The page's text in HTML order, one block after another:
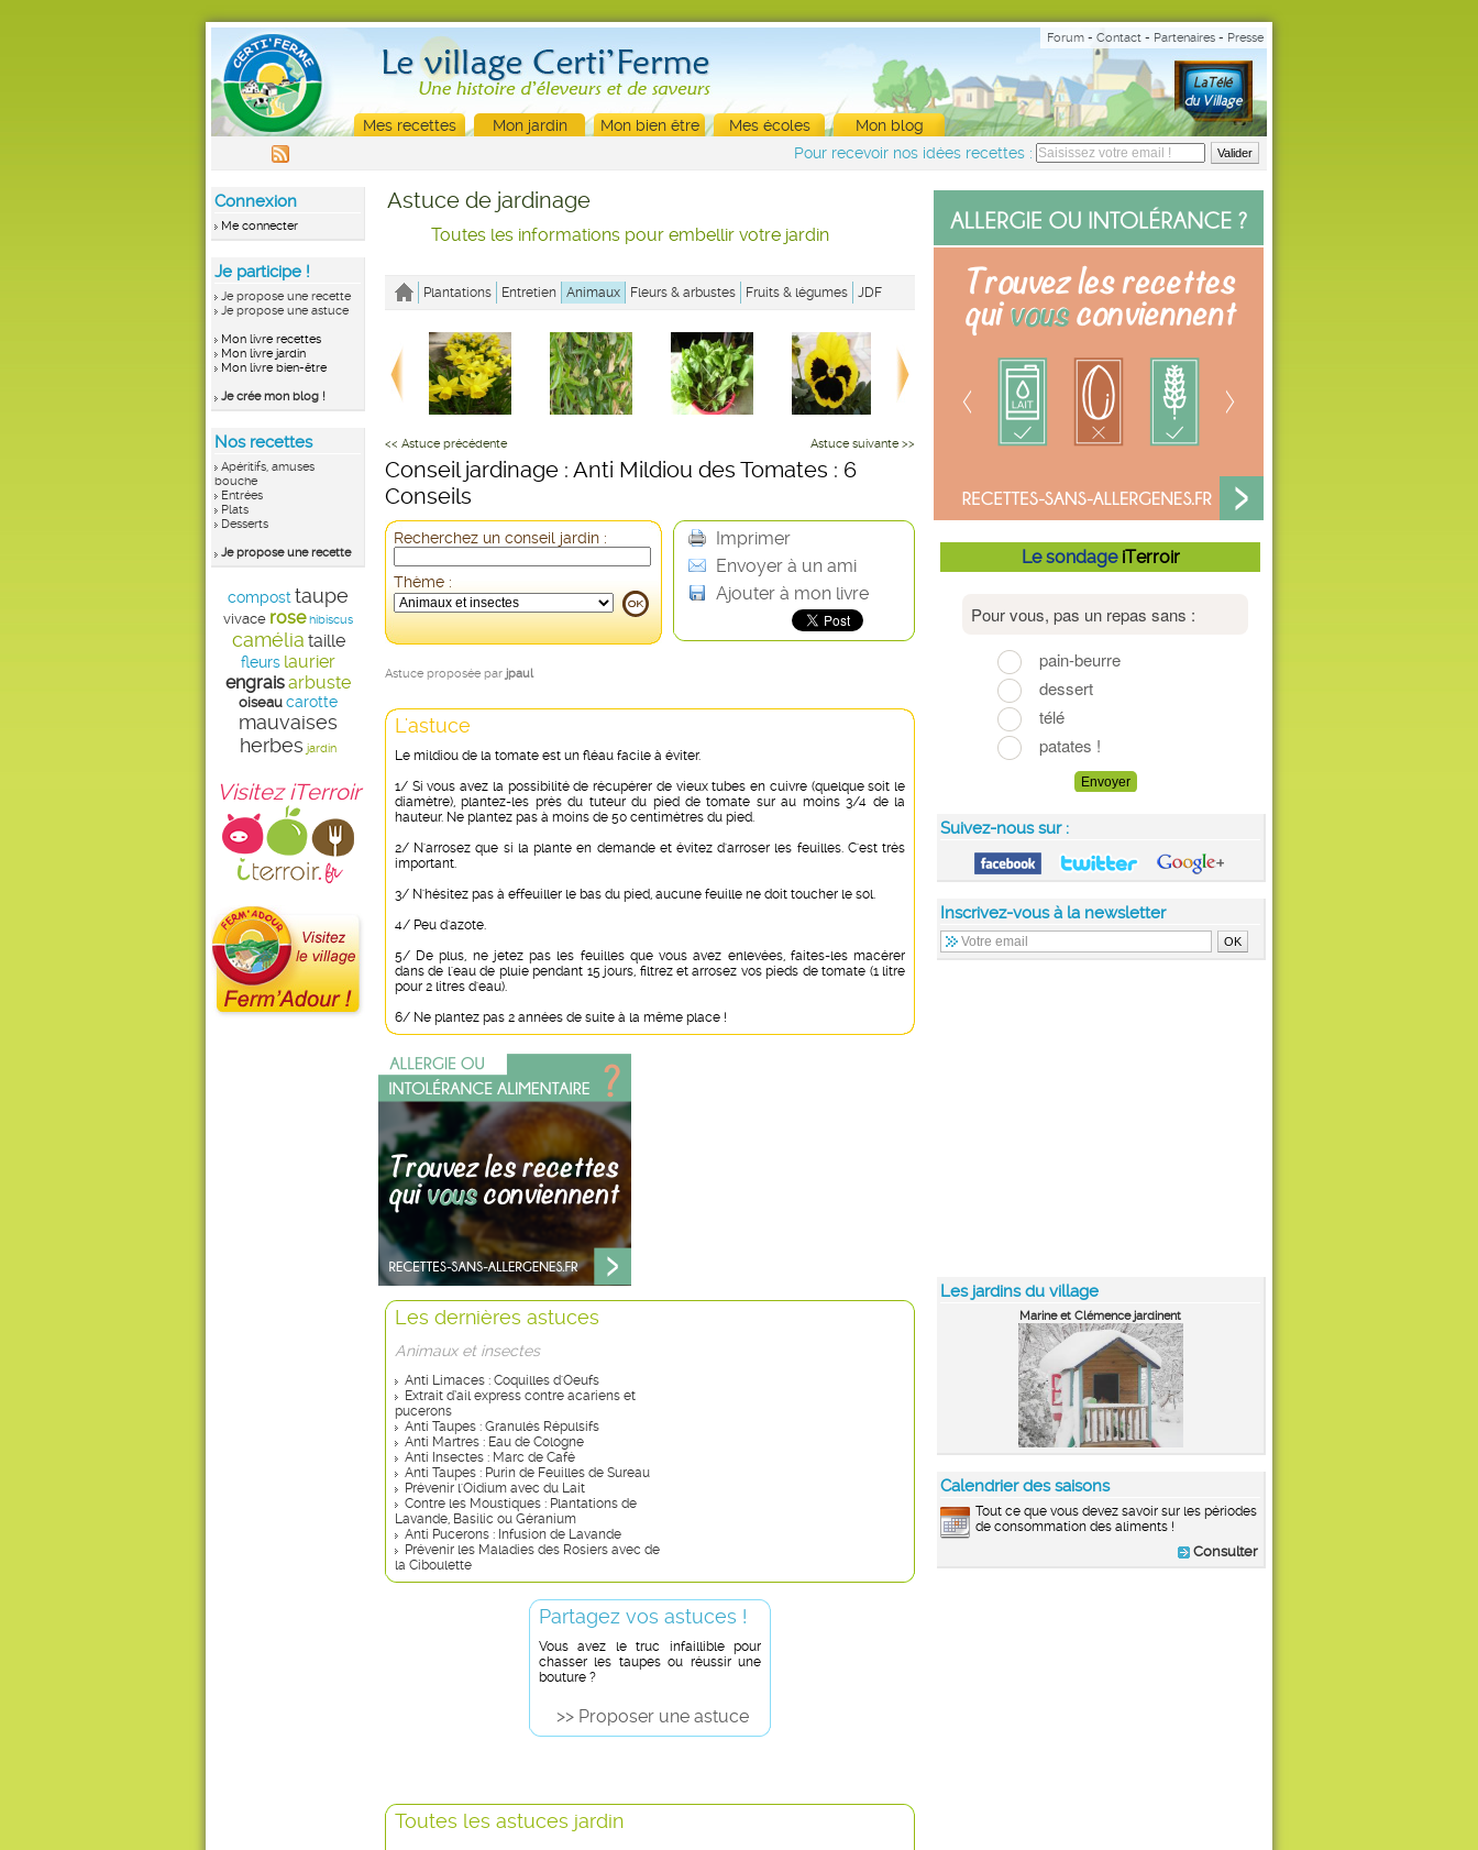
Forum - Contact - Partenaires - Presse
Mes recettes Mon jardin Mon bien être Mes écoles
Mon blog
Pour recevoir nos idées recettes :
Connexion
Me connecter
Je participe !
Je propose une recette
Je propose une astuce
Mon livre recettes
Mon livre jardin
Mon livre bien-être
Je crée mon blog !
Nos recettes
Apéritifs, amuses
bouche
Entrées
Plats
Desserts
Je propose une recette
compost taupe
vivace rose hibiscus
camélia taille
fleurs laurier
engraisarbuste
oiseau carotte
mauvaises
herbes jardin
Visitez iTerroir
Le sondage iTerroir
Suivez-nous sur :
Inscrivez-vous à la newsletter
Les jardins du village
Marine et Clémence jardinent
Calendrier des saisons
Tout ce que vous devez savoir sur les périodes
de consommation des aliments !
Consulter
Astuce de jardinage
Toutes les informations pour embellir votre jardin
Plantations Entretien Animaux Fleurs & arbustes Fruits & légumes JDF
Astuce suivante >>
<< Astuce précédente
Conseil jardinage : Anti Mildiou des Tomates : 6
Conseils
Recherchez un conseil jardin :
Thème :
Imprimer
Envoyer à un ami
Ajouter à mon livre
Astuce proposée par jpaul
L'astuce
Le mildiou de la tomate est un fléau facile à éviter.
1/ Si vous avez la possibilité de récupérer de vieux tubes en cuivre (quelque soit le
diamètre), plantez-les près du tuteur du pied de tomate sur au moins 3/4 de la
hauteur. Ne plantez pas à moins de 50 centimètres du pied.
2/ N'arrosez que si la plante en demande et évitez d'arroser les feuilles. C'est très
important.
3/ N'hésitez pas à effeuiller le bas du pied, aucune feuille ne doit toucher le sol.
4/ Peu d'azote.
5/ De plus, ne jetez pas les feuilles que vous avez enlevées, faites-les macérer
dans de l'eau de pluie pendant 15 jours, filtrez et arrosez vos pieds de tomate (1 litre
pour 2 litres d'eau).
6/ Ne plantez pas 2 années de suite à la même place !
Les dernières astuces
Animaux et insectes
Anti Limaces : Coquilles d'Oeufs
Extrait d’ail express contre acariens et
pucerons
Anti Taupes : Granulés Répulsifs
Anti Martres : Eau de Cologne
Anti Insectes : Marc de Café
Anti Taupes : Purin de Feuilles de Sureau
Prévenir l'Oidium avec du Lait
Contre les Moustiques : Plantations de
Lavande, Basilic ou Géranium
Anti Pucerons : Infusion de Lavande
Prévenir les Maladies des Rosiers avec de
la Ciboulette
Partagez vos astuces !
Vous avez le truc infaillible pour
chasser les taupes ou réussir une
bouture ?
>> Proposer une astuce
Toutes les astuces jardin